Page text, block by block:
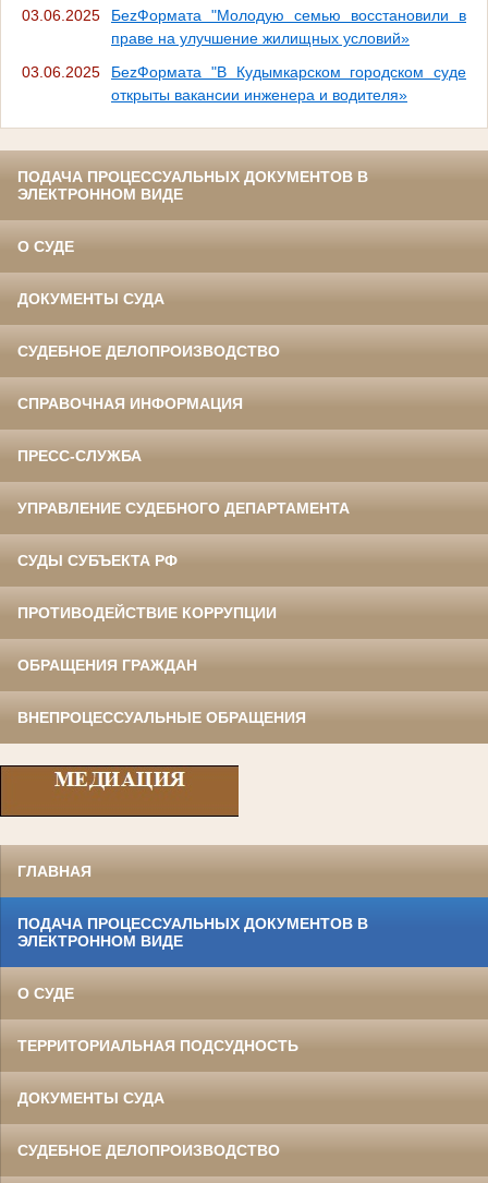
03.06.2025
БеzФормата "Молодую семью восстановили в
праве на улучшение жилищных условий»
03.06.2025
БеzФормата "В Кудымкарском городском суде
открыты вакансии инженера и водителя»
ПОДАЧА ПРОЦЕССУАЛЬНЫХ ДОКУМЕНТОВ В
ЭЛЕКТРОННОМ ВИДЕ
О СУДЕ
ДОКУМЕНТЫ СУДА
СУДЕБНОЕ ДЕЛОПРОИЗВОДСТВО
СПРАВОЧНАЯ ИНФОРМАЦИЯ
ПРЕСС-СЛУЖБА
УПРАВЛЕНИЕ СУДЕБНОГО ДЕПАРТАМЕНТА
СУДЫ СУБЪЕКТА РФ
ПРОТИВОДЕЙСТВИЕ КОРРУПЦИИ
ОБРАЩЕНИЯ ГРАЖДАН
ВНЕПРОЦЕССУАЛЬНЫЕ ОБРАЩЕНИЯ
ГЛАВНАЯ
ПОДАЧА ПРОЦЕССУАЛЬНЫХ ДОКУМЕНТОВ В
ЭЛЕКТРОННОМ ВИДЕ
О СУДЕ
ТЕРРИТОРИАЛЬНАЯ ПОДСУДНОСТЬ
ДОКУМЕНТЫ СУДА
СУДЕБНОЕ ДЕЛОПРОИЗВОДСТВО